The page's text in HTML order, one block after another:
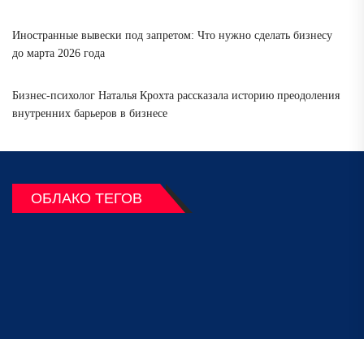
Иностранные вывески под запретом: Что нужно сделать бизнесу
до марта 2026 года
Бизнес-психолог Наталья Крохта рассказала историю преодоления
внутренних барьеров в бизнесе
ОБЛАКО ТЕГОВ